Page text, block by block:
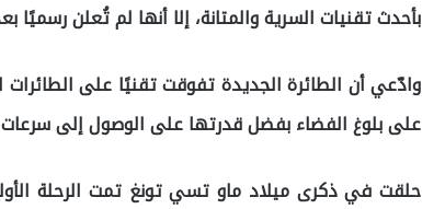
بأحدث تقنيات السرية والمتانة، إلا أنها لم تُعلن رسميًا
على بلوغ الفضاء بفضل قدرتها على الوصول إلى
حلقت في ذكرى ميلاد ماو تسي تونغ تمت الرحلة